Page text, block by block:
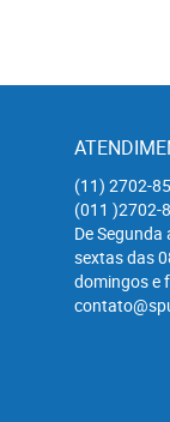
(11) 2702-
(011 )2702-
De
sextas das
domingos e